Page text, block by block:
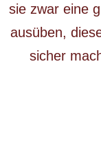
sie zwar eine
ausüben,
sicher